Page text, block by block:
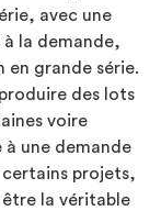
avec une
la demande,
en grande série.
des lots
voire
à une demande
projets,
la véritable